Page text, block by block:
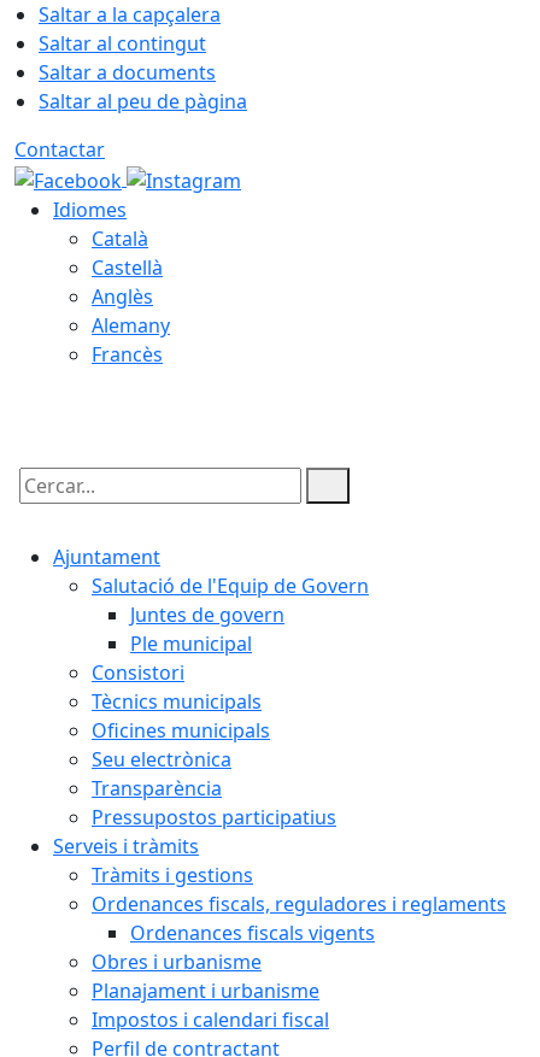
Saltar a la capçalera
Saltar al contingut
Saltar a documents
Saltar al peu de pàgina
Contactar
Idiomes
Català
Castellà
Anglès
Alemany
Francès
Cercar:
Ajuntament
Salutació de l'Equip de Govern
Juntes de govern
Ple municipal
Consistori
Tècnics municipals
Oficines municipals
Seu electrònica
Transparència
Pressupostos participatius
Serveis i tràmits
Tràmits i gestions
Ordenances fiscals, reguladores i reglaments
Ordenances fiscals vigents
Obres i urbanisme
Planajament i urbanisme
Impostos i calendari fiscal
Perfil de contractant